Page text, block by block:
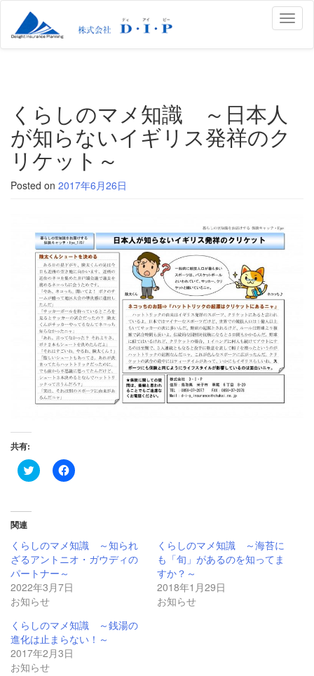
くらしのマメ知識 ～日本人
が知らないイギリス発祥のク
リケット～
Posted on 2017年6月26日
共有:
ク
リ
共
有
(新
い
ウ
ィ
ン
ウ
で
開
き
ま
す)
Facebook
で
ク
リ
ッ
ク
て
く
い
(新
し
い
ウ
関連
くらしのマメ知識 ～知られ
ざるアントニオ・ガウディの
パートナー～
2022年3月7日
お知らせ
くらしのマメ知識 ～海苔に
も「旬」があるのを知ってま
すか？～
2018年1月29日
お知らせ
くらしのマメ知識 ～銭湯の
進化は止まらない！～
2017年2月3日
お知らせ